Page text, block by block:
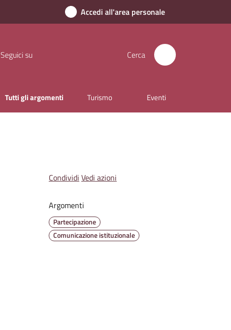
Accedi all'area personale
Seguici su Cerca
Tutti gli argomenti Turismo Eventi
Condividi Vedi azioni
Argomenti
Partecipazione
Comunicazione istituzionale